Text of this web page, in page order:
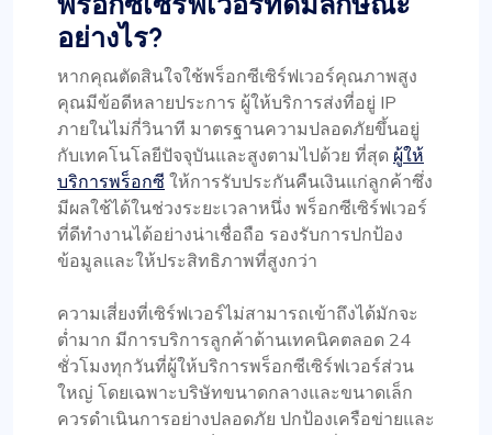
อย่างไร?
หากคุณตัดสินใจใช้พร็อกซีเซิร์ฟเวอร์คุณภาพสูง
คุณมีข้อดีหลายประการ ผู้ให้บริการส่งที่อยู่ IP
ภายในไม่กี่วินาที มาตรฐานความปลอดภัยขึ้นอยู่
กับเทคโนโลยีปัจจุบันและสูงตามไปด้วย ที่สุด ผู้ให้
บริการพร็อกซี ให้การรับประกันคืนเงินแก่ลูกค้าซึ่ง
มีผลใช้ได้ในช่วงระยะเวลาหนึ่ง พร็อกซีเซิร์ฟเวอร์
ที่ดีทำงานได้อย่างน่าเชื่อถือ รองรับการปกป้อง
ข้อมูลและให้ประสิทธิภาพที่สูงกว่า
ความเสี่ยงที่เซิร์ฟเวอร์ไม่สามารถเข้าถึงได้มักจะ
ต่ำมาก มีการบริการลูกค้าด้านเทคนิคตลอด 24
ชั่วโมงทุกวันที่ผู้ให้บริการพร็อกซีเซิร์ฟเวอร์ส่วน
ใหญ่ โดยเฉพาะบริษัทขนาดกลางและขนาดเล็ก
ควรดำเนินการอย่างปลอดภัย ปกป้องเครือข่ายและ